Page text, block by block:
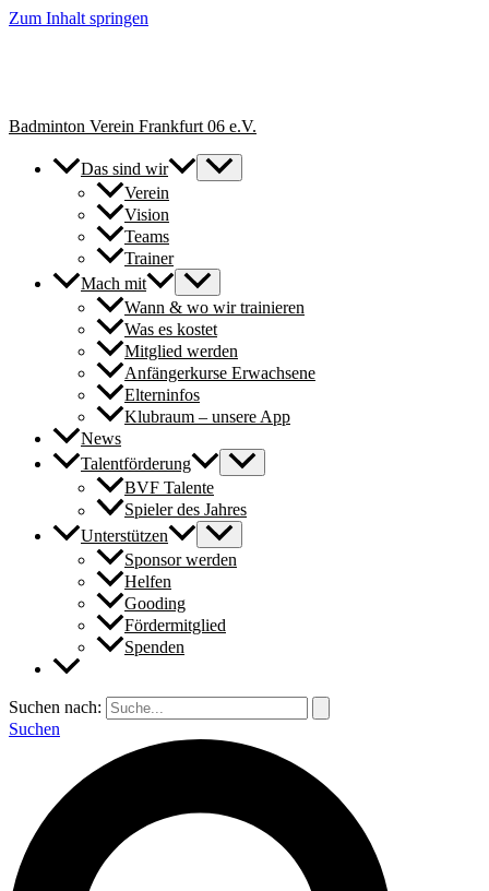
Zum Inhalt springen
Badminton Verein Frankfurt 06 e.V.
Das sind wir
Verein
Vision
Teams
Trainer
Mach mit
Wann & wo wir trainieren
Was es kostet
Mitglied werden
Anfängerkurse Erwachsene
Elterninfos
Klubraum – unsere App
News
Talentförderung
BVF Talente
Spieler des Jahres
Unterstützen
Sponsor werden
Helfen
Gooding
Fördermitglied
Spenden
Suchen nach:
Suchen